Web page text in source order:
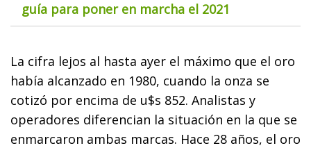
guía para poner en marcha el 2021
La cifra lejos al hasta ayer el máximo que el oro
había alcanzado en 1980, cuando la onza se
cotizó por encima de u$s 852. Analistas y
operadores diferencian la situación en la que se
enmarcaron ambas marcas. Hace 28 años, el oro